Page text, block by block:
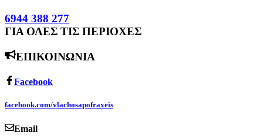
6944 388 277
ΓΙΑ ΟΛΕΣ ΤΙΣ ΠΕΡΙΟΧΕΣ
ΕΠΙΚΟΙΝΩΝΙΑ
Facebook
facebook.com/vlachosapofraxeis
Email